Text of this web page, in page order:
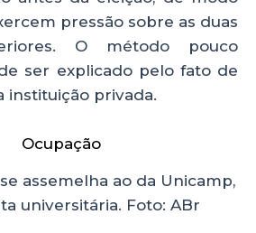
pressão sobre as duas
O método pouco
ser explicado pelo fato de
instituição privada.
assemelha ao da Unicamp,
universitária. Foto: ABr